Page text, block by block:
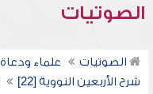
الصوتيات
الصوتيات علماء ودعاة
شرح الأربعين النووية [22]